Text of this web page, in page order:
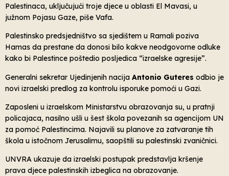
Palestinaca, uključujući troje djece u oblasti El Mavasi, u
južnom Pojasu Gaze, piše Vafa.
Palestinsko predsjedništvo sa sjedištem u Ramali poziva
Hamas da prestane da donosi bilo kakve neodgovorne odluke
kako bi Palestince poštedio posljedica “izraelske agresije”.
Generalni sekretar Ujedinjenih nacija Antonio Guteres odbio je
novi izraelski predlog za kontrolu isporuke pomoći u Gazi.
Zaposleni u izraelskom Ministarstvu obrazovanja su, u pratnji
policajaca, nasilno ušli u šest škola povezanih sa agencijom UN
za pomoć Palestincima. Najavili su planove za zatvaranje tih
škola u istočnom Jerusalimu, saopštili su palestinski zvaničnici.
UNVRA ukazuje da izraelski postupak predstavlja kršenje
prava djece palestinskih izbeglica na obrazovanje.